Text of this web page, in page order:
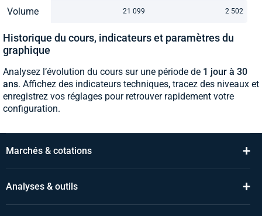
Volume 21 099 2 502
Historique du cours, indicateurs et paramètres du
graphique
Analysez l’évolution du cours sur une période de 1 jour à 30
ans. Affichez des indicateurs techniques, tracez des niveaux et
enregistrez vos réglages pour retrouver rapidement votre
configuration.
Marchés & cotations +
Analyses & outils +